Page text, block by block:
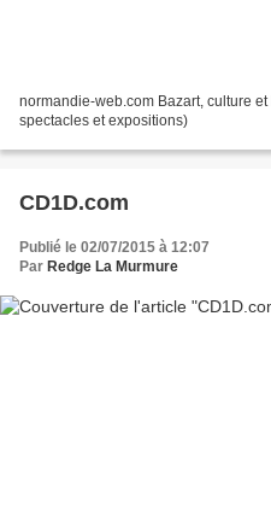
normandie-web.com Bazart, culture
spectacles et expositions)
CD1D.com
Publié le 02/07/2015 à 12:07
Par Redge La Murmure